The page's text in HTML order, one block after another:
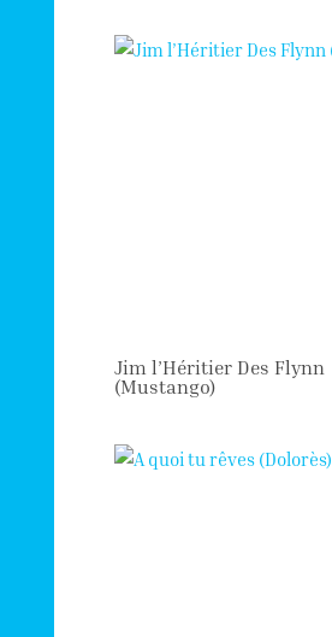
Jim l’Héritier Des Flynn
(Mustango)